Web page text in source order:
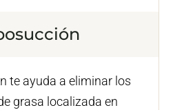
te ayuda a eliminar los
grasa localizada en